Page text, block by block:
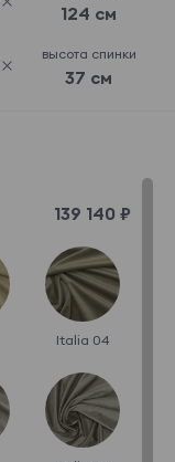
124 см
высота спинки
37 см
139 140 ₽
Italia 04